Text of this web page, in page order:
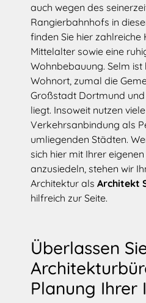
auch wegen des
Rangierbahnhofs in
finden Sie hier
Mittelalter sowie eine
Wohnbebauung. Selm
Wohnort, zumal die
Großstadt Dortmund
liegt. Insoweit nutzen
Verkehrsanbindung als
umliegenden Städten.
sich hier mit Ihrer
anzusiedeln, stehen wir
Architektur als Architekt
hilfreich zur Seite.
Überlassen
Planung Ihrer